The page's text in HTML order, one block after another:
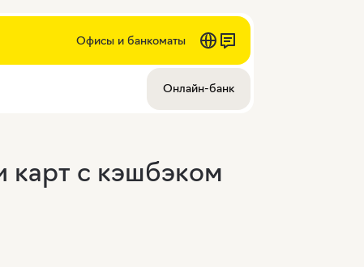
Офисы и банкоматы
Онлайн-банк
карт с кэшбэком